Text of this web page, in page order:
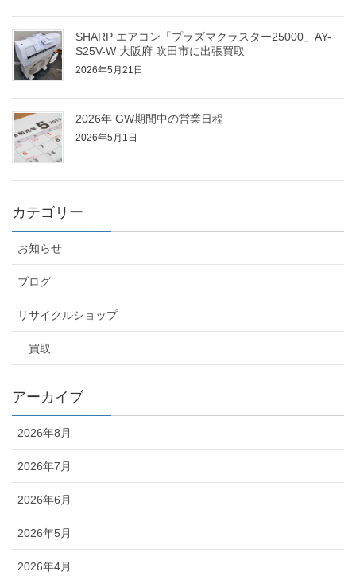
SHARP エアコン「プラズマクラスター25000」AY-
S25V-W 大阪府 吹田市に出張買取
2026年5月21日
2026年 GW期間中の営業日程
2026年5月1日
カテゴリー
お知らせ
ブログ
リサイクルショップ
買取
アーカイブ
2026年8月
2026年7月
2026年6月
2026年5月
2026年4月